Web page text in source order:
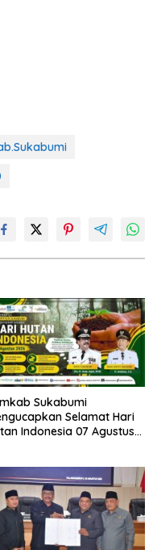
Sukabumi
Selamat Hari
Indonesia 07 Agustus